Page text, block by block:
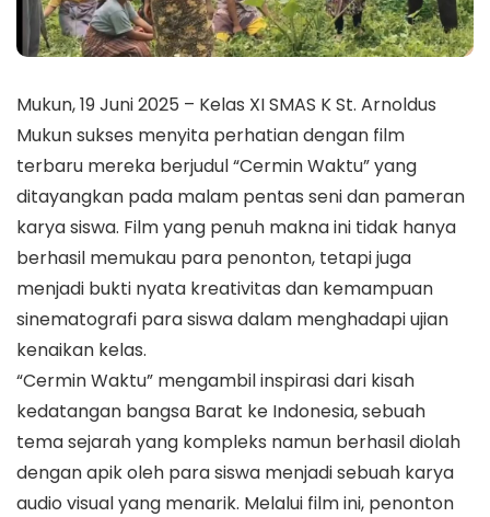
Mukun, 19 Juni 2025 – Kelas XI SMAS K St. Arnoldus
Mukun sukses menyita perhatian dengan film
terbaru mereka berjudul “Cermin Waktu” yang
ditayangkan pada malam pentas seni dan pameran
karya siswa. Film yang penuh makna ini tidak hanya
berhasil memukau para penonton, tetapi juga
menjadi bukti nyata kreativitas dan kemampuan
sinematografi para siswa dalam menghadapi ujian
kenaikan kelas.
“Cermin Waktu” mengambil inspirasi dari kisah
kedatangan bangsa Barat ke Indonesia, sebuah
tema sejarah yang kompleks namun berhasil diolah
dengan apik oleh para siswa menjadi sebuah karya
audio visual yang menarik. Melalui film ini, penonton